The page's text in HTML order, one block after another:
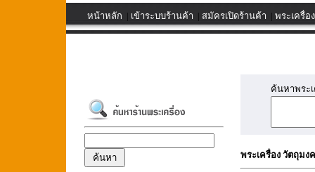
หน้าหลัก | เข้าระบบร้านค้า | สมัครเปิดร้านค้า | พระเครื่อ
ค้นหาพระ
พระเครื่อง วัตถุมงค